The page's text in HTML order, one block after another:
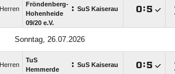
Herren
Fröndenberg-
Hohenheide
09/​20 e.V.
: SuS Kaiserau :
Sonntag, 26.07.2026
Herren
TuS
Hemmerde
: SuS Kaiserau :